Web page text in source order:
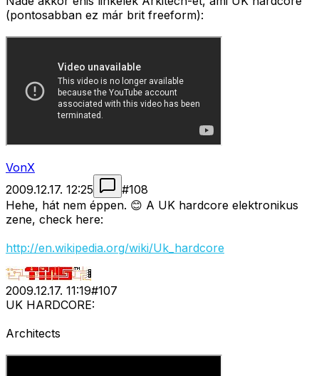
(pontosabban ez már brit freeform):
VonX
2009.12.17. 12:25
#108
Hehe, hát nem éppen. 😊 A UK hardcore elektronikus
zene, check here:
http://en.wikipedia.org/wiki/Uk_hardcore
2009.12.17. 11:19#107
UK HARDCORE:
Architects